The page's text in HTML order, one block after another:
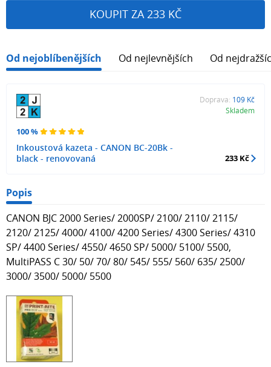
KOUPIT ZA 233 KČ
Od nejoblíbenějších Od nejlevnějších Od
100 %
Inkoustová kazeta - CANON BC-20Bk -
black - renovovaná
Doprava: 109 Kč
Skladem
233 Kč
Popis
CANON BJC 2000 Series/ 2000SP/ 2100/ 2110/ 2115/
2120/ 2125/ 4000/ 4100/ 4200 Series/ 4300 Series/ 4310
SP/ 4400 Series/ 4550/ 4650 SP/ 5000/ 5100/ 5500,
MultiPASS C 30/ 50/ 70/ 80/ 545/ 555/ 560/ 635/ 2500/
3000/ 3500/ 5000/ 5500